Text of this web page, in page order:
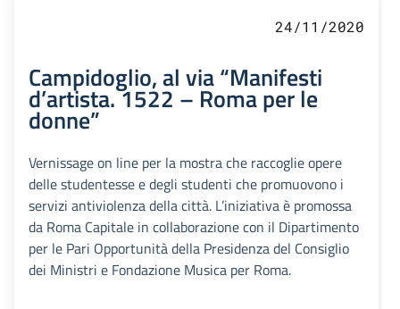
24/11/2020
Campidoglio, al via “Manifesti
d’artista. 1522 – Roma per le
donne”
Vernissage on line per la mostra che raccoglie opere
delle studentesse e degli studenti che promuovono i
servizi antiviolenza della città. L’iniziativa è promossa
da Roma Capitale in collaborazione con il Dipartimento
per le Pari Opportunità della Presidenza del Consiglio
dei Ministri e Fondazione Musica per Roma.